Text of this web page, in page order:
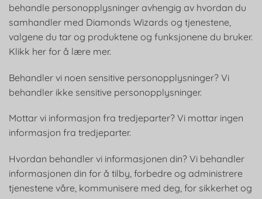
behandle personopplysninger avhengig av hvordan du
samhandler med Diamonds Wizards og tjenestene,
valgene du tar og produktene og funksjonene du bruker.
Klikk her for å lære mer.
Behandler vi noen sensitive personopplysninger? Vi
behandler ikke sensitive personopplysninger.
Mottar vi informasjon fra tredjeparter? Vi mottar ingen
informasjon fra tredjeparter.
Hvordan behandler vi informasjonen din? Vi behandler
informasjonen din for å tilby, forbedre og administrere
tjenestene våre, kommunisere med deg, for sikkerhet og